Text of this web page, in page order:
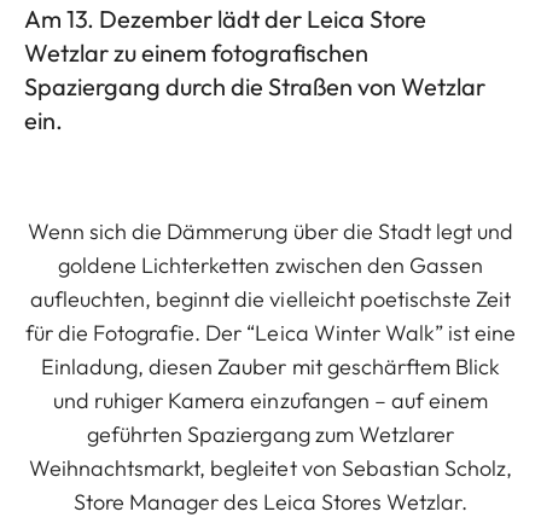
Am 13. Dezember lädt der Leica Store
Wetzlar zu einem fotografischen
Spaziergang durch die Straßen von Wetzlar
ein.
Wenn sich die Dämmerung über die Stadt legt und
goldene Lichterketten zwischen den Gassen
aufleuchten, beginnt die vielleicht poetischste Zeit
für die Fotografie. Der “Leica Winter Walk” ist eine
Einladung, diesen Zauber mit geschärftem Blick
und ruhiger Kamera einzufangen – auf einem
geführten Spaziergang zum Wetzlarer
Weihnachtsmarkt, begleitet von Sebastian Scholz,
Store Manager des Leica Stores Wetzlar.